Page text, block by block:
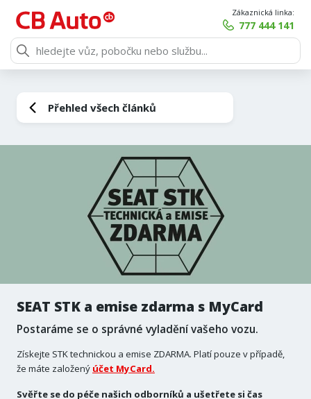
Zákaznická linka:
777 444 141
Přehled všech článků
SEAT STK a emise zdarma s MyCard
Postaráme se o správné vyladění vašeho vozu.
Získejte STK technickou a emise ZDARMA. Platí pouze v případě,
že máte založený účet MyCard.
Svěřte se do péče našich odborníků a ušetřete si čas